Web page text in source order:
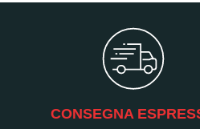
CONSEGNA